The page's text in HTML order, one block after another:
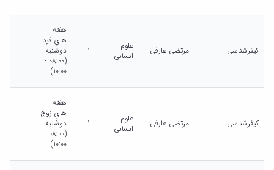
کیفرشناسی مرتضی عارفی
علوم
انسانی
1
هفته
هاي فرد
دوشنبه
(08:00 -
10:00)
کیفرشناسی مرتضی عارفی
علوم
انسانی
1
هفته
هاي زوج
دوشنبه
(08:00 -
10:00)